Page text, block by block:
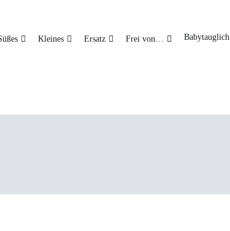
Kleines Ersatz Frei von… Babytauglich